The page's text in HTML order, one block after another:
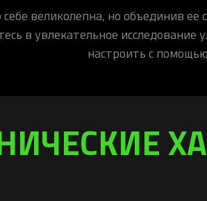
себе великолепна, но объединив
в увлекательное
настроить с